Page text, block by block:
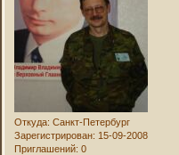
Откуда: Санкт-Петербург
Зарегистрирован: 15-09-2008
Приглашений: 0